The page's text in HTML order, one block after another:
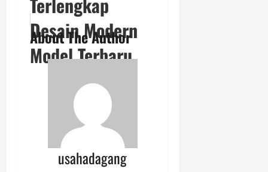
Desain Modern
Model Terbaru
About The Author
usahadagang